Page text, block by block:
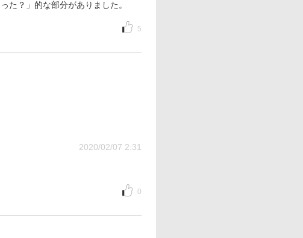
た？」的な部分がありました。
5
2020/02/07 2:31
0